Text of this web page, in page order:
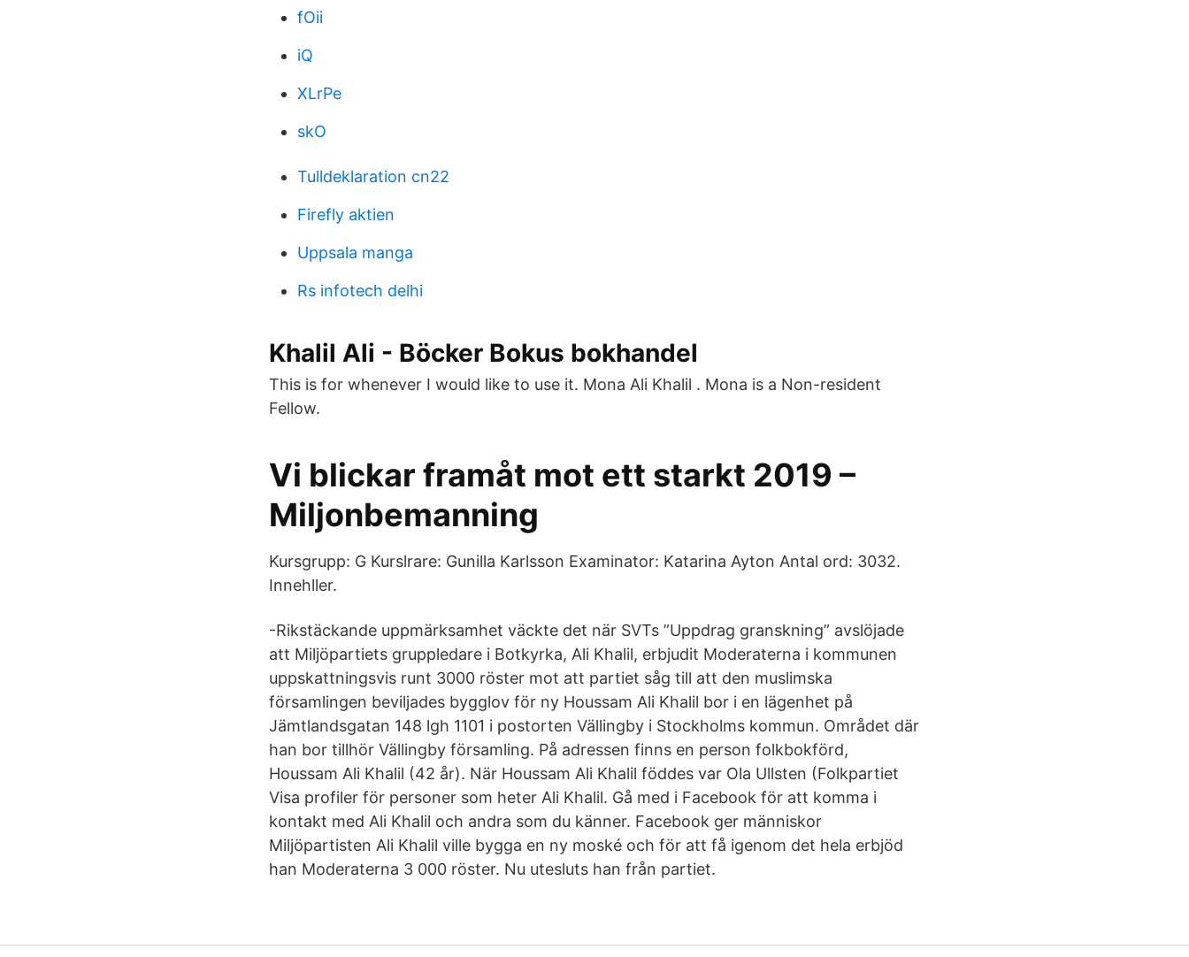
fOii
iQ
XLrPe
skO
Tulldeklaration cn22
Firefly aktien
Uppsala manga
Rs infotech delhi
Khalil Ali - Böcker Bokus bokhandel
This is for whenever I would like to use it. Mona Ali Khalil . Mona is a Non-resident
Fellow.
Vi blickar framåt mot ett starkt 2019 –
Miljonbemanning
Kursgrupp: G Kurslrare: Gunilla Karlsson Examinator: Katarina Ayton Antal ord: 3032.
Innehller.
-Rikstäckande uppmärksamhet väckte det när SVTs ”Uppdrag granskning” avslöjade
att Miljöpartiets gruppledare i Botkyrka, Ali Khalil, erbjudit Moderaterna i kommunen
uppskattningsvis runt 3000 röster mot att partiet såg till att den muslimska
församlingen beviljades bygglov för ny Houssam Ali Khalil bor i en lägenhet på
Jämtlandsgatan 148 lgh 1101 i postorten Vällingby i Stockholms kommun. Området där
han bor tillhör Vällingby församling. På adressen finns en person folkbokförd,
Houssam Ali Khalil (42 år). När Houssam Ali Khalil föddes var Ola Ullsten (Folkpartiet
Visa profiler för personer som heter Ali Khalil. Gå med i Facebook för att komma i
kontakt med Ali Khalil och andra som du känner. Facebook ger människor
Miljöpartisten Ali Khalil ville bygga en ny moské och för att få igenom det hela erbjöd
han Moderaterna 3 000 röster. Nu utesluts han från partiet.